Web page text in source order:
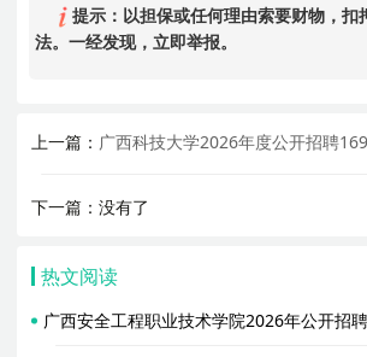
提示：以担保或任何理由索要财物，扣
法。一经发现，立即举报。
上一篇： 广西科技大学2026年度公开招聘
下一篇：没有了
热文阅读